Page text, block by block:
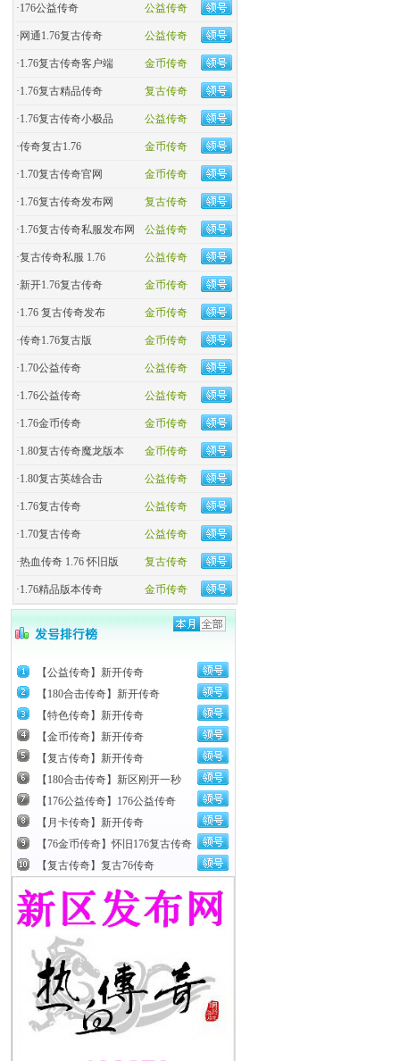
公益传奇
·176公益传奇
公益传奇
· 网通1.76复古传奇
金币传奇
·1.76复古传奇客户端
复古传奇
·1.76复古精品传奇
公益传奇
·1.76复古传奇小极品
金币传奇
·传奇复古1.76
金币传奇
·1.70复古传奇官网
复古传奇
·1.76复古传奇发布网
公益传奇
·1.76复古传奇私服发布网
公益传奇
·复古传奇私服 1.76
金币传奇
·新开1.76复古传奇
金币传奇
·1.76 复古传奇发布
金币传奇
·传奇1.76复古版
公益传奇
·1.70公益传奇
公益传奇
·1.76公益传奇
金币传奇
·1.76金币传奇
金币传奇
·1.80复古传奇魔龙版本
公益传奇
·1.80复古英雄合击
公益传奇
·1.76复古传奇
公益传奇
·1.70复古传奇
复古传奇
·热血传奇 1.76 怀旧版
金币传奇
·1.76精品版本传奇
【公益传奇】新开传奇
【180合击传奇】新开传奇
【特色传奇】新开传奇
【金币传奇】新开传奇
【复古传奇】新开传奇
【180合击传奇】新区刚开一秒
【176公益传奇】176公益传奇
【月卡传奇】新开传奇
【76金币传奇】怀旧176复古传奇
【复古传奇】复古76传奇